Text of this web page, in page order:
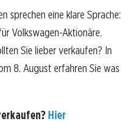
sprechen eine klare Sprache:
Volkswagen-Aktionäre.
Sie lieber verkaufen? In
8. August erfahren Sie was
Hier